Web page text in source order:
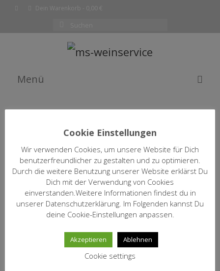
Dein Warenkorb 0,00 €
nach:
Menü
SHOP
KOMPLETTE WEINLISTE
WARENKORB
KASSE
Datenschutzbelehrung
WEINFILTER ÖFFNEN / SCHLIESSEN
2019 Quinta Esteveira Res
Casal Jordoes
13,50€
inkl. 19 % MwSt.
zzgl.Versandkosten
IN DEN WARENKORB
Cookie Einstellungen
Wir verwenden Cookies, um unsere Website für Dich
benutzerfreundlicher zu gestalten und zu optimieren.
Durch die weitere Benutzung unserer Website erklärst Du
Dich mit der Verwendung von Cookies
einverstanden.Weitere Informationen findest du in
unserer Datenschutzerklärung. Im Folgenden kannst Du
deine Cookie-Einstellungen anpassen.
Akzeptieren Ablehnen
Cookie settings